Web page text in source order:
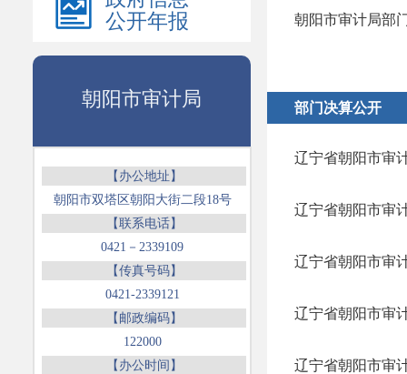
公开年报
朝阳市审计局
【办公地址】
朝阳市双塔区朝阳大街二段18号
【联系电话】
0421－2339109
【传真号码】
0421-2339121
【邮政编码】
122000
【办公时间】
朝阳市审计局部
部门决算公开
辽宁省朝阳市审
辽宁省朝阳市审
辽宁省朝阳市审
辽宁省朝阳市审
辽宁省朝阳市审